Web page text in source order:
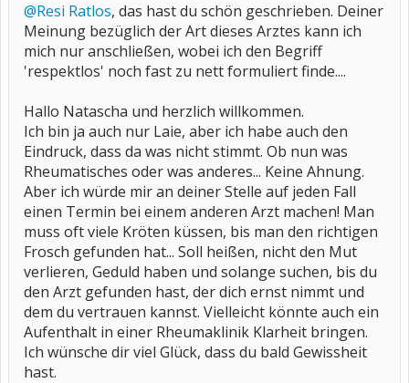
@Resi Ratlos, das hast du schön geschrieben. Deiner
Meinung bezüglich der Art dieses Arztes kann ich
mich nur anschließen, wobei ich den Begriff
'respektlos' noch fast zu nett formuliert finde....
Hallo Natascha und herzlich willkommen.
Ich bin ja auch nur Laie, aber ich habe auch den
Eindruck, dass da was nicht stimmt. Ob nun was
Rheumatisches oder was anderes... Keine Ahnung.
Aber ich würde mir an deiner Stelle auf jeden Fall
einen Termin bei einem anderen Arzt machen! Man
muss oft viele Kröten küssen, bis man den richtigen
Frosch gefunden hat... Soll heißen, nicht den Mut
verlieren, Geduld haben und solange suchen, bis du
den Arzt gefunden hast, der dich ernst nimmt und
dem du vertrauen kannst. Vielleicht könnte auch ein
Aufenthalt in einer Rheumaklinik Klarheit bringen.
Ich wünsche dir viel Glück, dass du bald Gewissheit
hast.